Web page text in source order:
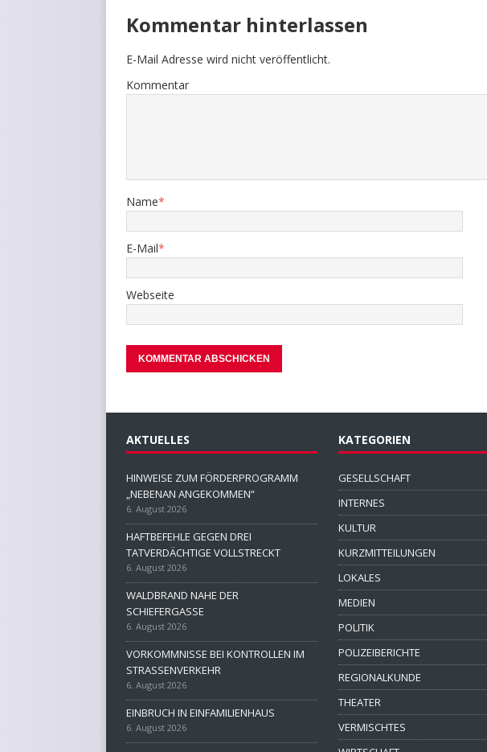
Kommentar hinterlassen
E-Mail Adresse wird nicht veröffentlicht.
Kommentar
Name*
E-Mail*
Webseite
AKTUELLES
HINWEISE ZUM FÖRDERPROGRAMM
„NEBENAN ANGEKOMMEN“
6. August 2026
HAFTBEFEHLE GEGEN DREI
TATVERDÄCHTIGE VOLLSTRECKT
6. August 2026
WALDBRAND NAHE DER
SCHIEFERGASSE
6. August 2026
VORKOMMNISSE BEI KONTROLLEN IM
STRASSENVERKEHR
6. August 2026
EINBRUCH IN EINFAMILIENHAUS
6. August 2026
KATEGORIEN
GESELLSCHAFT
INTERNES
KULTUR
KURZMITTEILUNGEN
LOKALES
MEDIEN
POLITIK
POLIZEIBERICHTE
REGIONALKUNDE
THEATER
VERMISCHTES